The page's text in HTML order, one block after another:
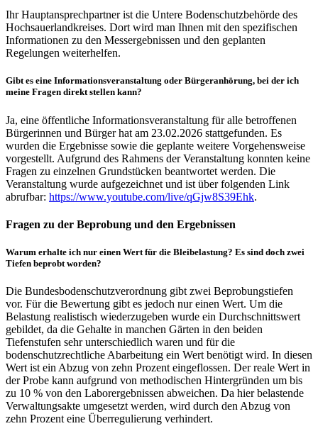
Ihr Hauptansprechpartner ist die Untere Bodenschutzbehörde des
Hochsauerlandkreises. Dort wird man Ihnen mit den spezifischen
Informationen zu den Messergebnissen und den geplanten
Regelungen weiterhelfen.
Gibt es eine Informationsveranstaltung oder Bürgeranhörung, bei der ich
meine Fragen direkt stellen kann?
Ja, eine öffentliche Informationsveranstaltung für alle betroffenen
Bürgerinnen und Bürger hat am 23.02.2026 stattgefunden. Es
wurden die Ergebnisse sowie die geplante weitere Vorgehensweise
vorgestellt. Aufgrund des Rahmens der Veranstaltung konnten keine
Fragen zu einzelnen Grundstücken beantwortet werden. Die
Veranstaltung wurde aufgezeichnet und ist über folgenden Link
abrufbar: https://www.youtube.com/live/qGjw8S39Ehk.
Fragen zu der Beprobung und den Ergebnissen
Warum erhalte ich nur einen Wert für die Bleibelastung? Es sind doch zwei
Tiefen beprobt worden?
Die Bundesbodenschutzverordnung gibt zwei Beprobungstiefen
vor. Für die Bewertung gibt es jedoch nur einen Wert. Um die
Belastung realistisch wiederzugeben wurde ein Durchschnittswert
gebildet, da die Gehalte in manchen Gärten in den beiden
Tiefenstufen sehr unterschiedlich waren und für die
bodenschutzrechtliche Abarbeitung ein Wert benötigt wird. In diesen
Wert ist ein Abzug von zehn Prozent eingeflossen. Der reale Wert in
der Probe kann aufgrund von methodischen Hintergründen um bis
zu 10 % von den Laborergebnissen abweichen. Da hier belastende
Verwaltungsakte umgesetzt werden, wird durch den Abzug von
zehn Prozent eine Überregulierung verhindert.